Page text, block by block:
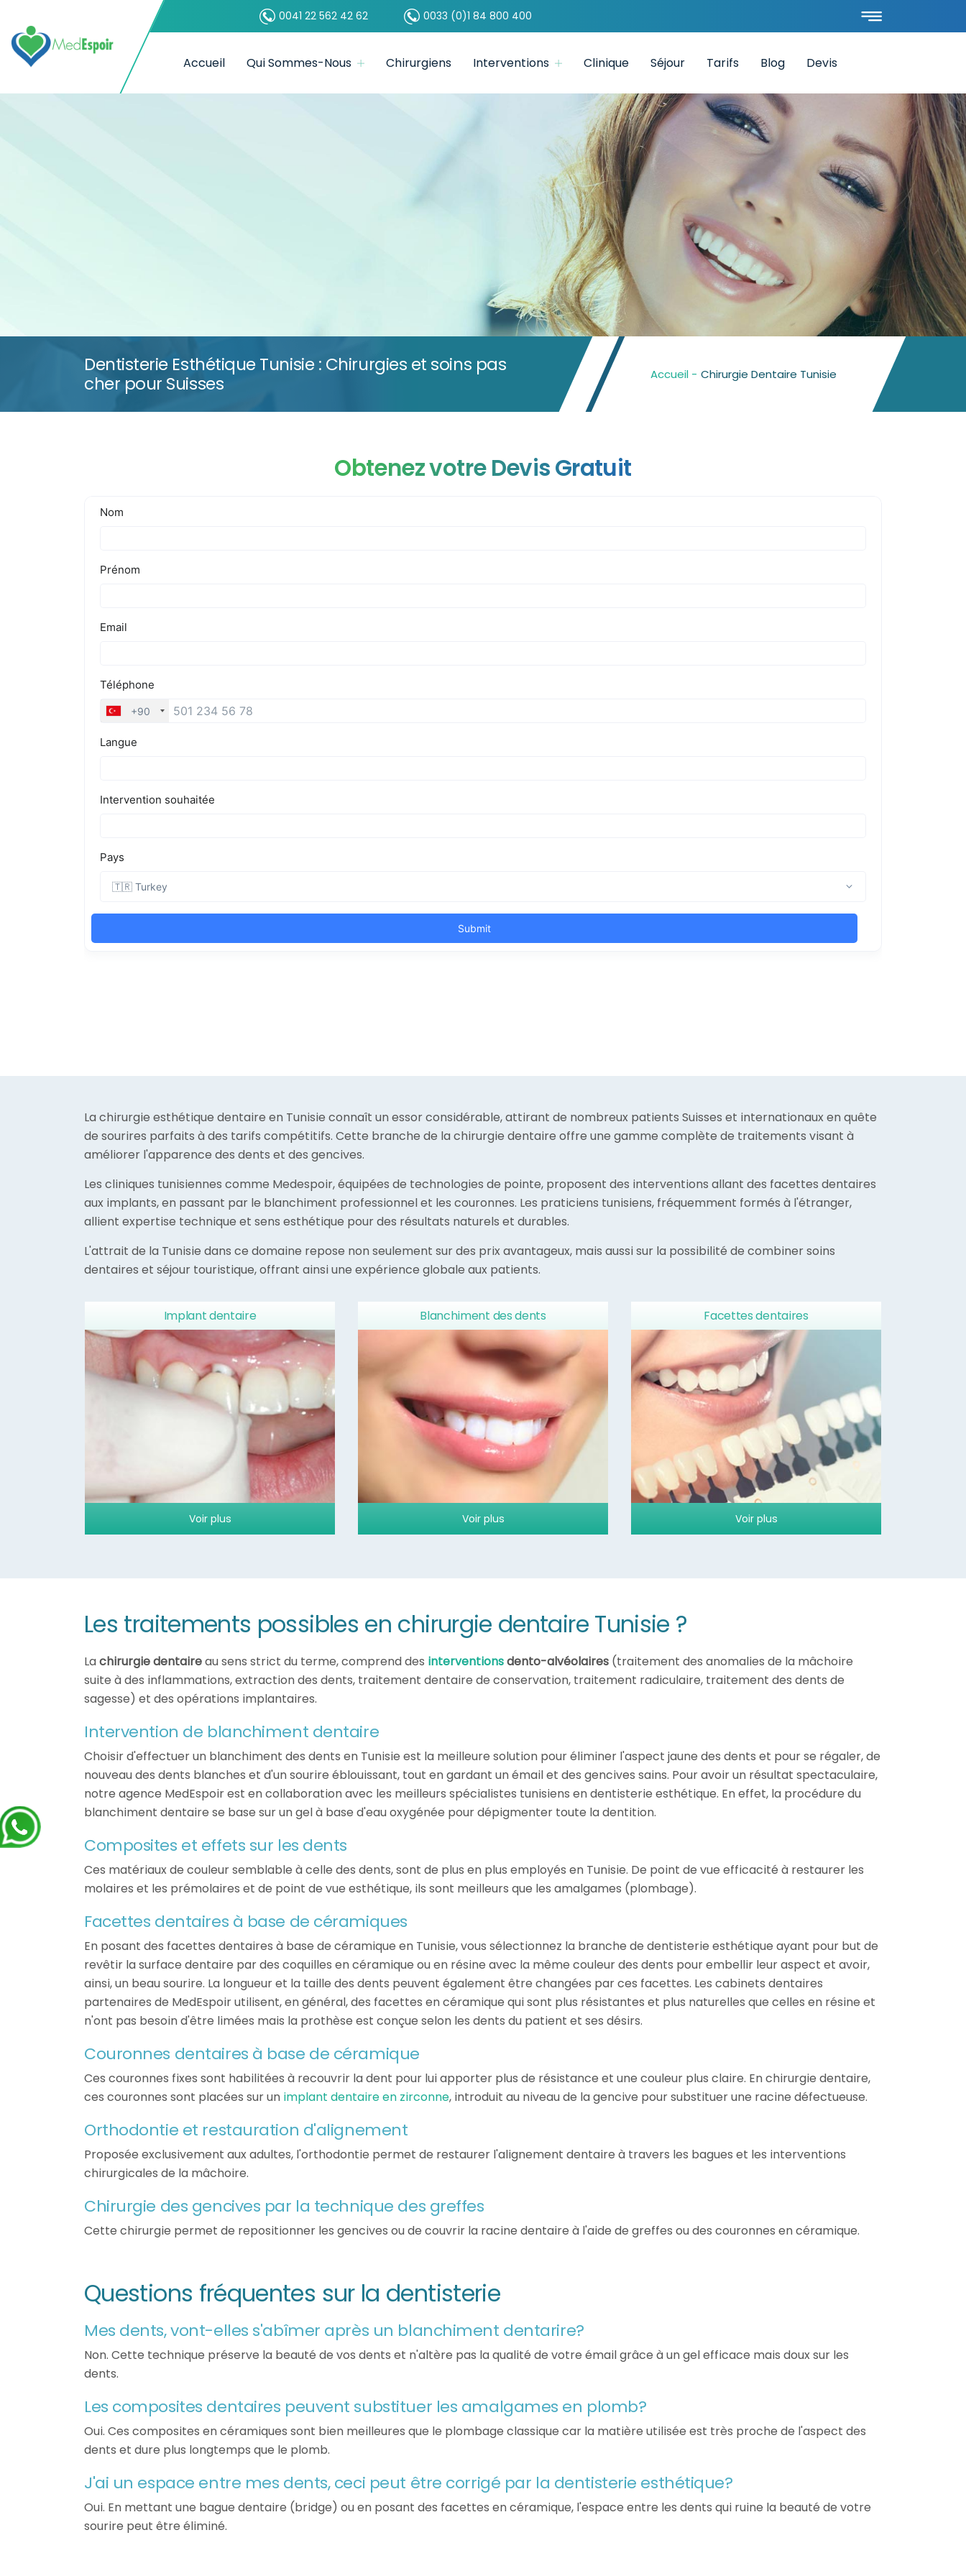
0041 22 562 42 62 0033 (0)1 84 800 400
Accueil Qui Sommes-Nous Chirurgiens Interventions Clinique Séjour Tarifs Blog Devis
Dentisterie Esthétique Tunisie : Chirurgies et soins pas
cher pour Suisses
Accueil - Chirurgie Dentaire Tunisie
Obtenez votre Devis Gratuit
La chirurgie esthétique dentaire en Tunisie connaît un essor considérable, attirant de nombreux patients Suisses et internationaux en quête
de sourires parfaits à des tarifs compétitifs. Cette branche de la chirurgie dentaire offre une gamme complète de traitements visant à
améliorer l'apparence des dents et des gencives.
Les cliniques tunisiennes comme Medespoir, équipées de technologies de pointe, proposent des interventions allant des facettes dentaires
aux implants, en passant par le blanchiment professionnel et les couronnes. Les praticiens tunisiens, fréquemment formés à l'étranger,
allient expertise technique et sens esthétique pour des résultats naturels et durables.
L'attrait de la Tunisie dans ce domaine repose non seulement sur des prix avantageux, mais aussi sur la possibilité de combiner soins
dentaires et séjour touristique, offrant ainsi une expérience globale aux patients.
Implant dentaire
Voir plus
Blanchiment des dents
Voir plus
Facettes dentaires
Voir plus
Les traitements possibles en chirurgie dentaire Tunisie ?
Lachirurgie dentaireau sens strict du terme, comprend des interventionsdento-alvéolaires (traitement des anomalies de la mâchoire
suite à des inflammations, extraction des dents, traitement dentaire de conservation, traitement radiculaire, traitement des dents de
sagesse) et des opérations implantaires.
Intervention de blanchiment dentaire
Choisir d'effectuer un blanchiment des dents en Tunisie est la meilleure solution pour éliminer l'aspect jaune des dents et pour se régaler, de
nouveau des dents blanches et d'un sourire éblouissant, tout en gardant un émail et des gencives sains. Pour avoir un résultat spectaculaire,
notre agence MedEspoir est en collaboration avec les meilleurs spécialistes tunisiens en dentisterie esthétique. En effet, la procédure du
blanchiment dentaire se base sur un gel à base d'eau oxygénée pour dépigmenter toute la dentition.
Composites et effets sur les dents
Ces matériaux de couleur semblable à celle des dents, sont de plus en plus employés en Tunisie. De point de vue efficacité à restaurer les
molaires et les prémolaires et de point de vue esthétique, ils sont meilleurs que les amalgames (plombage).
Facettes dentaires à base de céramiques
En posant des facettes dentaires à base de céramique en Tunisie, vous sélectionnez la branche de dentisterie esthétique ayant pour but de
revêtir la surface dentaire par des coquilles en céramique ou en résine avec la même couleur des dents pour embellir leur aspect et avoir,
ainsi, un beau sourire. La longueur et la taille des dents peuvent également être changées par ces facettes. Les cabinets dentaires
partenaires de MedEspoir utilisent, en général, des facettes en céramique qui sont plus résistantes et plus naturelles que celles en résine et
n'ont pas besoin d'être limées mais la prothèse est conçue selon les dents du patient et ses désirs.
Couronnes dentaires à base de céramique
Ces couronnes fixes sont habilitées à recouvrir la dent pour lui apporter plus de résistance et une couleur plus claire. En chirurgie dentaire,
ces couronnes sont placées sur un implant dentaire en zirconne, introduit au niveau de la gencive pour substituer une racine défectueuse.
Orthodontie et restauration d'alignement
Proposée exclusivement aux adultes, l'orthodontie permet de restaurer l'alignement dentaire à travers les bagues et les interventions
chirurgicales de la mâchoire.
Chirurgie des gencives par la technique des greffes
Cette chirurgie permet de repositionner les gencives ou de couvrir la racine dentaire à l'aide de greffes ou des couronnes en céramique.
Questions fréquentes sur la dentisterie
Mes dents, vont-elles s'abîmer après un blanchiment dentarire?
Non. Cette technique préserve la beauté de vos dents et n'altère pas la qualité de votre émail grâce à un gel efficace mais doux sur les
dents.
Les composites dentaires peuvent substituer les amalgames en plomb?
Oui. Ces composites en céramiques sont bien meilleures que le plombage classique car la matière utilisée est très proche de l'aspect des
dents et dure plus longtemps que le plomb.
J'ai un espace entre mes dents, ceci peut être corrigé par la dentisterie esthétique?
Oui. En mettant une bague dentaire (bridge) ou en posant des facettes en céramique, l'espace entre les dents qui ruine la beauté de votre
sourire peut être éliminé.